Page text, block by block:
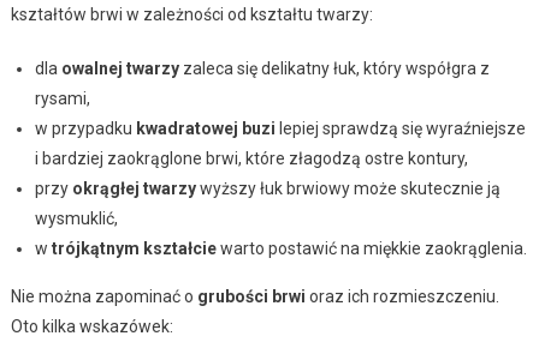
kształtów brwi w zależności od kształtu twarzy:
dla owalnej twarzyzaleca się delikatny łuk, który współgra z
rysami,
w przypadku kwadratowej buzi lepiej sprawdzą się wyraźniejsze
i bardziej zaokrąglone brwi, które złagodzą ostre kontury,
przy okrągłej twarzywyższy łuk brwiowy może skutecznie ją
wysmuklić,
w trójkątnym kształciewarto postawić na miękkie zaokrąglenia.
Nie można zapominać o grubości brwi oraz ich rozmieszczeniu.
Oto kilka wskazówek: